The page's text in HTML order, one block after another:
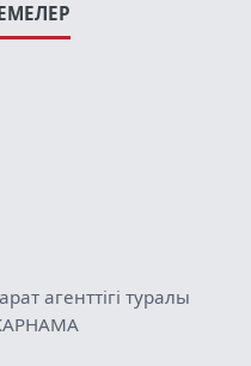
агенттігі туралы